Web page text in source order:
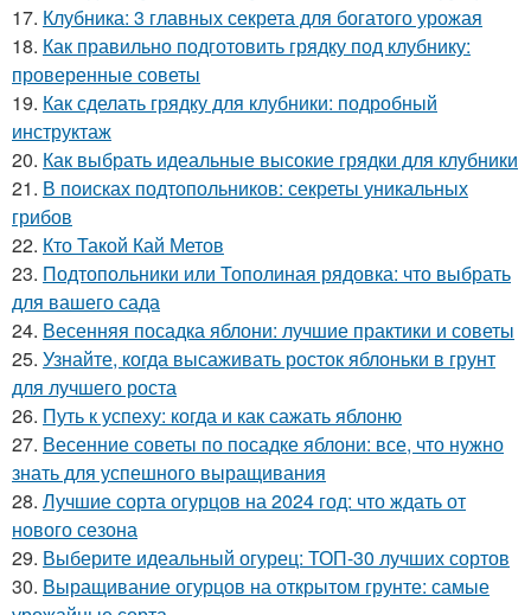
17. Клубника: 3 главных секрета для богатого урожая
18. Как правильно подготовить грядку под клубнику:
проверенные советы
19. Как сделать грядку для клубники: подробный
инструктаж
20. Как выбрать идеальные высокие грядки для клубники
21. В поисках подтопольников: секреты уникальных
грибов
22. Кто Такой Кай Метов
23. Подтопольники или Тополиная рядовка: что выбрать
для вашего сада
24. Весенняя посадка яблони: лучшие практики и советы
25. Узнайте, когда высаживать росток яблоньки в грунт
для лучшего роста
26. Путь к успеху: когда и как сажать яблоню
27. Весенние советы по посадке яблони: все, что нужно
знать для успешного выращивания
28. Лучшие сорта огурцов на 2024 год: что ждать от
нового сезона
29. Выберите идеальный огурец: ТОП-30 лучших сортов
30. Выращивание огурцов на открытом грунте: самые